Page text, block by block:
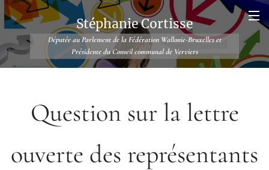
Stéphanie Cortisse
Députée au Parlement de la Fédération Wallonie-Bruxelles et
Présidente du Conseil communal de Verviers
Question sur la lettre
ouverte des représentants